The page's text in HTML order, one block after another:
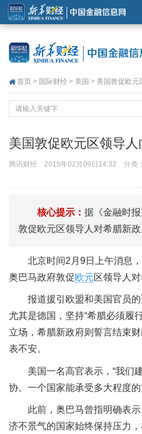
首页 > 国际财经 > 美国 > 美国敦促欧元
美国敦促欧元区领导
腾讯财经 2015年02月09日14:32 分类：
核心提示： 据《金融时
敦促欧元区领导人对希腊新政
北京时间2月9日上午消息
奥巴马政府敦促欧元区领导人
报道援引欧盟和美国官员
尤其是德国，坚持“希腊必须履
立场，希腊新政府则誓言结束
表不安。
美国一名高官表示，“我们
协。一个国家能承受多大程度
此前，奥巴马曾指明确表
济不景气的国家始终保持压力